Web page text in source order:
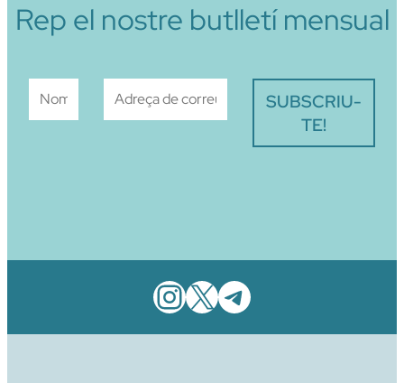
Rep el nostre butlletí mensual
Instagram
X Telegram